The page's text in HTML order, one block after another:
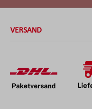
VERSAND